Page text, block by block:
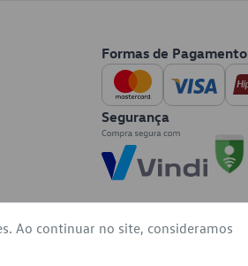
Formas de Pagamento
Segurança
Ao continuar no site, consideramos